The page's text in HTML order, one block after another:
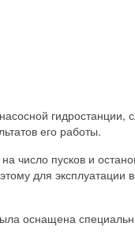
гидростанции,
его работы.
число пусков и
для
оснащена